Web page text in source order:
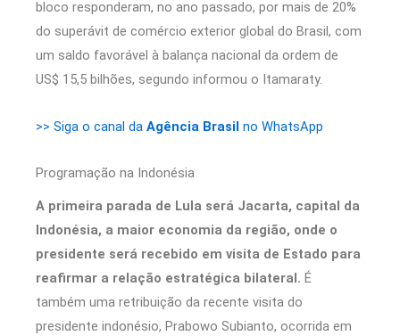
bloco responderam, no ano passado, por mais de 20%
do superávit de comércio exterior global do Brasil, com
um saldo favorável à balança nacional da ordem de
US$ 15,5 bilhões, segundo informou o Itamaraty.
>> Siga o canal da Agência Brasil no WhatsApp
Programação na Indonésia
A primeira parada de Lula será Jacarta, capital da
Indonésia, a maior economia da região, onde o
presidente será recebido em visita de Estado para
reafirmar a relação estratégica bilateral. É
também uma retribuição da recente visita do
presidente indonésio, Prabowo Subianto, ocorrida em